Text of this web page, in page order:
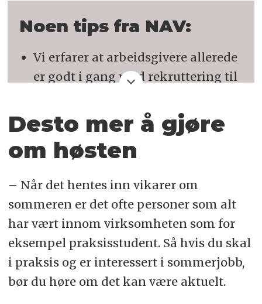
Noen tips fra NAV:
Vi erfarer at arbeidsgivere allerede
er godt i gang med rekruttering til
med å søke.
Bruk nettverket praksis- og
studentmiljøet ditt til å finne
ledige sommerjobber.
Hvor finner du jobbene? Ta
kontakt direkte med aktuelle
arbeidsgivere og lever en åpen
søknad. Møt gjerne opp for å levere
søknaden personlig. På
Desto mer å gjøre
om høsten
– Når det hentes inn vikarer om
sommeren er det ofte personer som alt
har vært innom virksomheten som for
eksempel praksisstudent. Så hvis du skal
i praksis og er interessert i sommerjobb,
bør du høre om det kan være aktuelt.